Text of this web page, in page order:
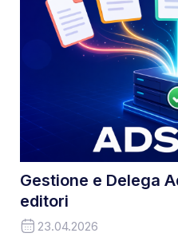
Gestione e Delega
editori
23.04.2026